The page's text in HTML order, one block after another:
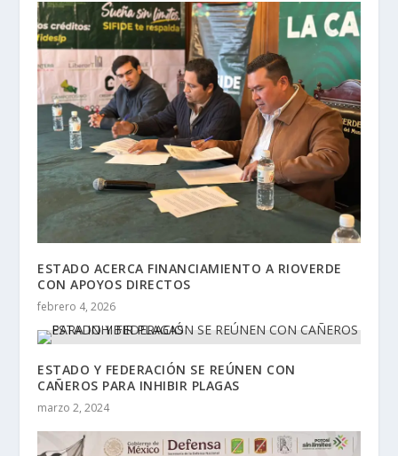
ESTADO ACERCA FINANCIAMIENTO A RIOVERDE
CON APOYOS DIRECTOS
febrero 4, 2026
ESTADO Y FEDERACIÓN SE REÚNEN CON
CAÑEROS PARA INHIBIR PLAGAS
marzo 2, 2024